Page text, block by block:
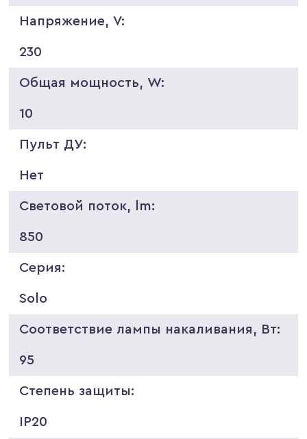
Напряжение, V:
230
Общая мощность, W:
10
Пульт ДУ:
Нет
Световой поток, lm:
850
Серия:
Solo
Соответствие лампы накаливания, Вт:
95
Степень защиты:
IP20